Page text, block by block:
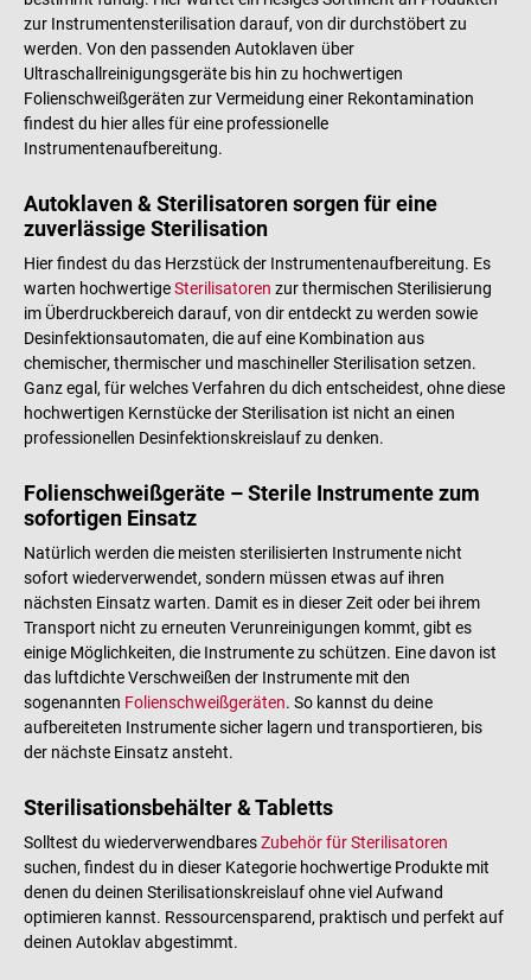
zur Instrumentensterilisation darauf, von dir durchstöbert zu
werden. Von den passenden Autoklaven über
Ultraschallreinigungsgeräte bis hin zu hochwertigen
Folienschweißgeräten zur Vermeidung einer Rekontamination
findest du hier alles für eine professionelle
Instrumentenaufbereitung.
Autoklaven & Sterilisatoren sorgen für eine
zuverlässige Sterilisation
Hier findest du das Herzstück der Instrumentenaufbereitung. Es
warten hochwertigeSterilisatoren zur thermischen Sterilisierung
im Überdruckbereich darauf, von dir entdeckt zu werden sowie
Desinfektionsautomaten, die auf eine Kombination aus
chemischer, thermischer und maschineller Sterilisation setzen.
Ganz egal, für welches Verfahren du dich entscheidest, ohne diese
hochwertigen Kernstücke der Sterilisation ist nicht an einen
professionellen Desinfektionskreislauf zu denken.
Folienschweißgeräte – Sterile Instrumente zum
sofortigen Einsatz
Natürlich werden die meisten sterilisierten Instrumente nicht
sofort wiederverwendet, sondern müssen etwas auf ihren
nächsten Einsatz warten. Damit es in dieser Zeit oder bei ihrem
Transport nicht zu erneuten Verunreinigungen kommt, gibt es
einige Möglichkeiten, die Instrumente zu schützen. Eine davon ist
das luftdichte Verschweißen der Instrumente mit den
sogenannten Folienschweißgeräten. So kannst du deine
aufbereiteten Instrumente sicher lagern und transportieren, bis
der nächste Einsatz ansteht.
Sterilisationsbehälter & Tabletts
Solltest du wiederverwendbaresZubehör für Sterilisatoren
suchen, findest du in dieser Kategorie hochwertige Produkte mit
denen du deinen Sterilisationskreislauf ohne viel Aufwand
optimieren kannst. Ressourcensparend, praktisch und perfekt auf
deinen Autoklav abgestimmt.